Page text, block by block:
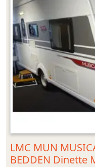
LMC MUN
BEDDEN Dinette